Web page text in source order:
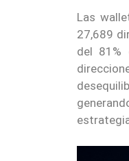
Las
27,689
del 81%